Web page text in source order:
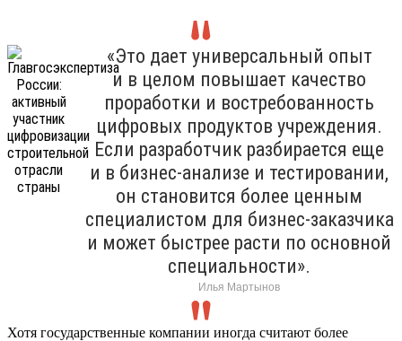
«Это дает универсальный опыт
и в целом повышает качество
проработки и востребованность
цифровых продуктов учреждения.
Если разработчик разбирается еще
и в бизнес-анализе и тестировании,
он становится более ценным
специалистом для бизнес-заказчика
и может быстрее расти по основной
специальности».
Илья Мартынов
Хотя государственные компании иногда считают более